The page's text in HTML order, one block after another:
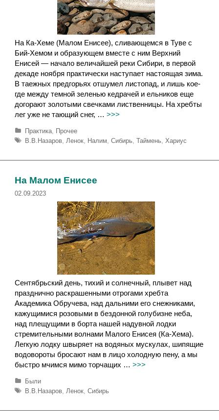
На Ка-Хеме (Малом Енисее), сливающемся в Туве с
Бий-Хемом и образующем вместе с ним Верхний
Енисей — начало величайшей реки Сибири, в первой
декаде ноября практически наступает настоящая зима.
В таежных предгорьях отшумел листопад, и лишь кое-
где между темной зеленью кедрачей и ельников еще
догорают золотыми свечками лиственницы. На хребты
лег уже не тающий снег, … >>>
Р
у
и
Практика, Прочее
М
т
и
В.В.Назаров, Ленок, Налим Сибирь Таймень Хариус
На Малом Енисее
02.09.2023
Сентябрьский день, тихий и солнечный, плывет над
празднично раскрашенными отрогами хребта
Академика Обручева, над дальними его снежниками,
кажущимися розовыми в бездонной голубизне неба,
над плещущими в борта нашей надувной лодки
стремительными волнами Малого Енисея (Ка-Хема).
Легкую лодку швыряет на водяных мускулах, шипящие
водовороты бросают нам в лицо холодную пену, а мы
быстро мчимся мимо торчащиx … >>>
Р
у
р
Были
М
т
В.В.Назаров, Ленок, Сибирь